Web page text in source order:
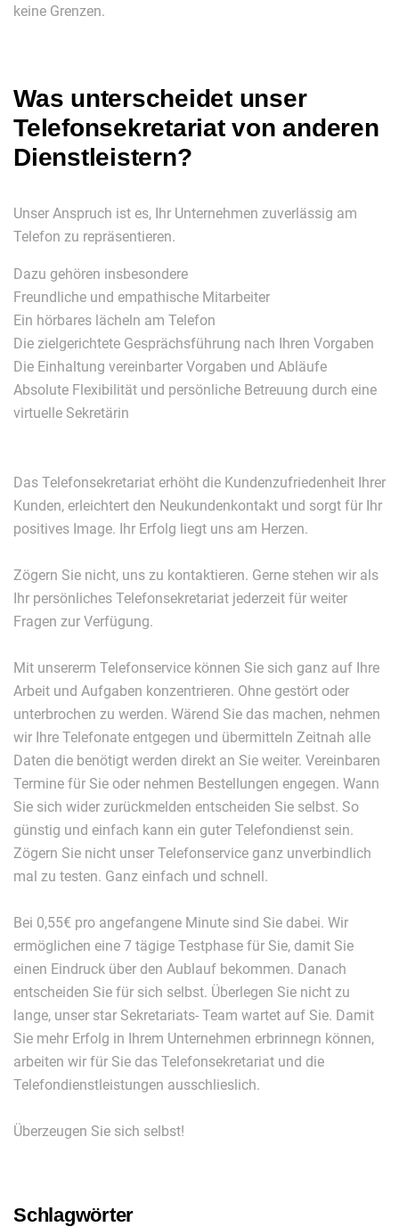
keine Grenzen.
Was unterscheidet unser
Telefonsekretariat von anderen
Dienstleistern?
Unser Anspruch ist es, Ihr Unternehmen zuverlässig am
Telefon zu repräsentieren.
Dazu gehören insbesondere
Freundliche und empathische Mitarbeiter
Ein hörbares lächeln am Telefon
Die zielgerichtete Gesprächsführung nach Ihren Vorgaben
Die Einhaltung vereinbarter Vorgaben und Abläufe
Absolute Flexibilität und persönliche Betreuung durch eine
virtuelle Sekretärin
Das Telefonsekretariat erhöht die Kundenzufriedenheit Ihrer
Kunden, erleichtert den Neukundenkontakt und sorgt für Ihr
positives Image. Ihr Erfolg liegt uns am Herzen.
Zögern Sie nicht, uns zu kontaktieren. Gerne stehen wir als
Ihr persönliches Telefonsekretariat jederzeit für weiter
Fragen zur Verfügung.
Mit unsererm Telefonservice können Sie sich ganz auf Ihre
Arbeit und Aufgaben konzentrieren. Ohne gestört oder
unterbrochen zu werden. Wärend Sie das machen, nehmen
wir Ihre Telefonate entgegen und übermitteln Zeitnah alle
Daten die benötigt werden direkt an Sie weiter. Vereinbaren
Termine für Sie oder nehmen Bestellungen engegen. Wann
Sie sich wider zurückmelden entscheiden Sie selbst. So
günstig und einfach kann ein guter Telefondienst sein.
Zögern Sie nicht unser Telefonservice ganz unverbindlich
mal zu testen. Ganz einfach und schnell.
Bei 0,55€ pro angefangene Minute sind Sie dabei. Wir
ermöglichen eine 7 tägige Testphase für Sie, damit Sie
einen Eindruck über den Aublauf bekommen. Danach
entscheiden Sie für sich selbst. Überlegen Sie nicht zu
lange, unser star Sekretariats- Team wartet auf Sie. Damit
Sie mehr Erfolg in Ihrem Unternehmen erbrinnegn können,
arbeiten wir für Sie das Telefonsekretariat und die
Telefondienstleistungen ausschlieslich.
Überzeugen Sie sich selbst!
Schlagwörter